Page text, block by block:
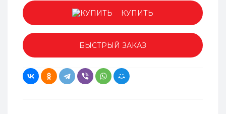
КУПИТЬ
БЫСТРЫЙ ЗАКАЗ